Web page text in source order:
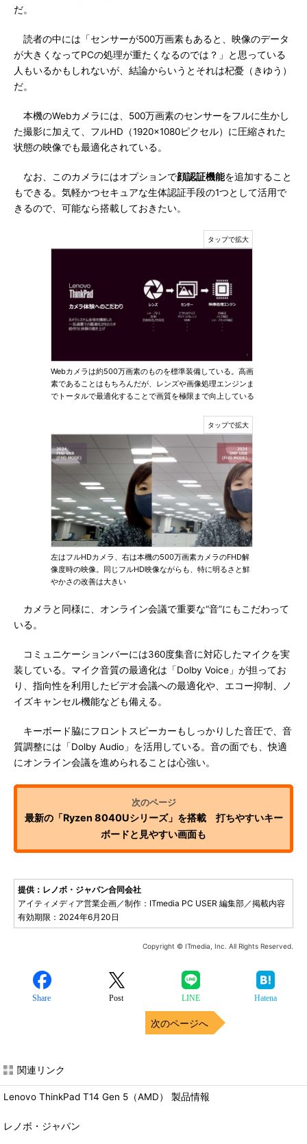
だ。
読者の中には「センサーが500万画素もあると、映像のデータ
が大きくなってPCの処理が重たくなるのでは？」と思っている
人もいるかもしれないが、結論からいうとそれは杞憂（きゆう）
だ。
本機のWebカメラには、500万画素のセンサーをフルに生かし
た撮影に加えて、フルHD（1920×1080ピクセル）に圧縮された
状態の映像でも最適化されている。
なお、このカメラにはオプションで顔認証機能を追加すること
もできる。気軽かつセキュアな生体認証手段の1つとして活用で
きるので、可能なら搭載しておきたい。
Webカメラは約500万画素のものを標準装備している。高画
素であることはもちろんだが、レンズや画像処理エンジンま
でトータルで最適化することで画質を極限まで向上している
左はフルHDカメラ、右は本機の500万画素カメラのFHD解
像度時の映像。同じフルHD映像ながらも、特に明るさと鮮
やかさの改善は大きい
カメラと同様に、オンライン会議で重要な“音”にもこだわって
いる。
コミュニケーションバーには360度集音に対応したマイクを実
装している。マイク音質の最適化は「Dolby Voice」が担ってお
り、指向性を利用したビデオ会議への最適化や、エコー抑制、ノ
イズキャンセル機能なども備える。
キーボード脇にフロントスピーカーもしっかりした音圧で、音
質調整には「Dolby Audio」を活用している。音の面でも、快適
にオンライン会議を進められることは心強い。
最新の「Ryzen 8040Uシリーズ」を搭載 打ちやすいキー
ボードと見やすい画面も
提供：レノボ・ジャパン合同会社
アイティメディア営業企画／制作：ITmedia PC USER 編集部／掲載内容
有効期限：2024年6月20日
Copyright © ITmedia, Inc. All Rights Reserved.
Share Post LINE Hatena
次のページへ
関連リンク
Lenovo ThinkPad T14 Gen 5（AMD） 製品情報
レノボ・ジャパン